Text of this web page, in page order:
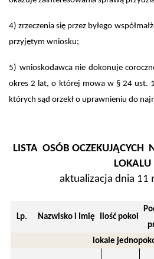
4) zrzeczenia się przez byłego
przyjętym wniosku;
5) wnioskodawca nie dokonuje
okres 2 lat, o której mowa w § 24 ust.
których sąd orzekł o uprawnieniu do
LISTA OSÓB OCZEKUJĄCYCH
LOKALU
aktualizacja dnia 11
Lp. Nazwisko i Imię Ilość pokoi
lokale